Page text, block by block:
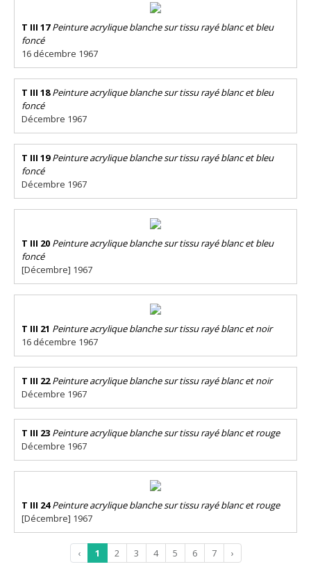
T III 17 Peinture acrylique blanche sur tissu rayé blanc et bleu
foncé
16 décembre 1967
T III 18 Peinture acrylique blanche sur tissu rayé blanc et bleu
foncé
Décembre 1967
T III 19 Peinture acrylique blanche sur tissu rayé blanc et bleu
foncé
Décembre 1967
T III 20 Peinture acrylique blanche sur tissu rayé blanc et bleu
foncé
[Décembre] 1967
T III 21 Peinture acrylique blanche sur tissu rayé blanc et noir
16 décembre 1967
T III 22 Peinture acrylique blanche sur tissu rayé blanc et noir
Décembre 1967
T III 23 Peinture acrylique blanche sur tissu rayé blanc et rouge
Décembre 1967
T III 24 Peinture acrylique blanche sur tissu rayé blanc et rouge
[Décembre] 1967
‹ 1 2 3 4 5 6 7 ›